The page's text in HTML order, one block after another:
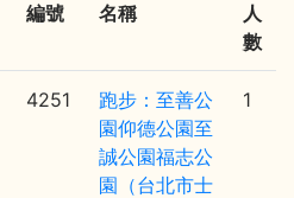
編號 名稱
人
數
4251
跑步：至善公
園仰德公園至
誠公園福志公
園（台北市士
1